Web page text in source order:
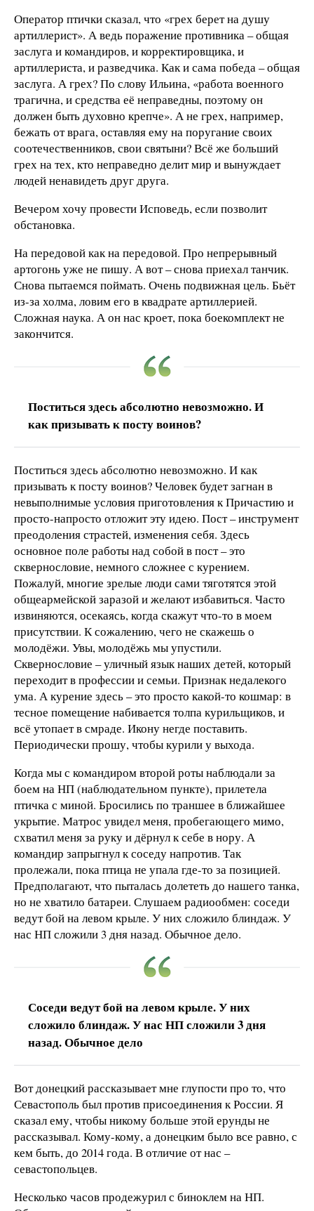
Оператор птички сказал, что «грех берет на душу
артиллерист». А ведь поражение противника – общая
заслуга и командиров, и корректировщика, и
артиллериста, и разведчика. Как и сама победа – общая
заслуга. А грех? По слову Ильина, «работа военного
трагична, и средства её неправедны, поэтому он
должен быть духовно крепче». А не грех, например,
бежать от врага, оставляя ему на поругание своих
соотечественников, свои святыни? Всё же больший
грех на тех, кто неправедно делит мир и вынуждает
людей ненавидеть друг друга.
Вечером хочу провести Исповедь, если позволит
обстановка.
На передовой как на передовой. Про непрерывный
артогонь уже не пишу. А вот – снова приехал танчик.
Снова пытаемся поймать. Очень подвижная цель.​ Бьёт
из-за холма, ловим его в квадрате артиллерией.
Сложная наука. А он нас кроет, пока боекомплект не
закончится.
Поститься здесь абсолютно невозможно. И
как призывать к посту воинов?
Поститься здесь абсолютно невозможно. И как
призывать к посту воинов? Человек будет загнан в
невыполнимые условия приготовления к Причастию и
просто-напросто отложит эту идею. Пост – инструмент
преодоления страстей, изменения себя. Здесь
основное поле работы над собой в пост – это
сквернословие, немного сложнее с курением.
Пожалуй, многие зрелые люди сами тяготятся этой
общеармейской заразой и желают избавиться. Часто
извиняются, осекаясь, когда скажут что-то в моем
присутствии. К сожалению, чего не скажешь о
молодёжи. Увы, молодёжь мы упустили.
Сквернословие – уличный язык наших детей, который
переходит в профессии и семьи. Признак недалекого
ума. А курение здесь – это просто какой-то кошмар: в
тесное помещение набивается толпа курильщиков, и
всё утопает в смраде. Икону негде поставить.
Периодически прошу, чтобы курили у выхода.
Когда мы с командиром второй роты наблюдали за
боем на НП (наблюдательном пункте), прилетела
птичка с миной. Бросились по траншее в ближайшее
укрытие. Матрос увидел меня, пробегающего мимо,
схватил меня за руку и дёрнул к себе в нору. А
командир запрыгнул к соседу напротив. Так
пролежали, пока птица не упала где-то за позицией.
Предполагают, что пыталась долететь до нашего танка,
но не хватило батареи. Слушаем радиообмен: соседи
ведут бой на левом крыле. У них сложило блиндаж. У
нас НП сложили 3 дня назад. Обычное дело.
Соседи ведут бой на левом крыле. У них
сложило блиндаж. У нас НП сложили 3 дня
назад. Обычное дело
Вот донецкий рассказывает мне глупости про то, что
Севастополь был против присоединения к России. Я
сказал ему, чтобы никому больше этой ерунды не
рассказывал. Кому-кому, а донецким было все равно, с
кем быть, до 2014 года. В отличие от нас –
севастопольцев.
Несколько часов продежурил с биноклем на НП.